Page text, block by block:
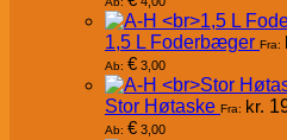
1,5 L Foderbæger Fra:
Ab: € 3,00
Stor Høtaske Fra: kr.
Ab: € 3,00